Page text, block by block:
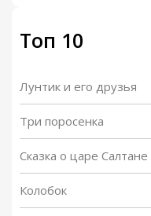
Топ 10
Лунтик и его друзья
Три поросенка
Сказка о царе Салтане
Колобок